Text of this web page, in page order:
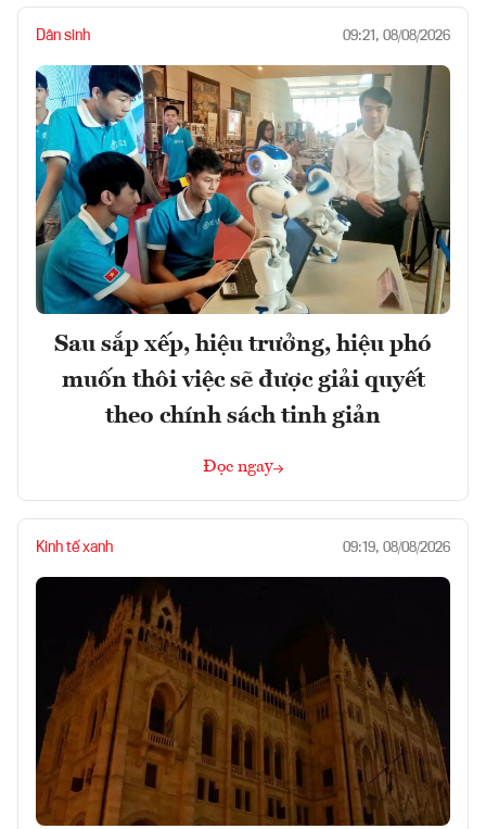
Dân sinh 09:21, 08/08/2026
Sau sắp xếp, hiệu trưởng, hiệu phó
muốn thôi việc sẽ được giải quyết
theo chính sách tinh giản
Đọc ngay
Kinh tế xanh 09:19, 08/08/2026